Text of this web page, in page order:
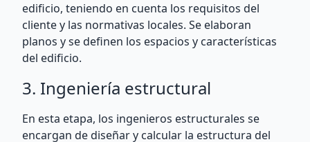
edificio, teniendo en cuenta los requisitos del
cliente y las normativas locales. Se elaboran
planos y se definen los espacios y características
del edificio.
3. Ingeniería estructural
En esta etapa, los ingenieros estructurales se
encargan de diseñar y calcular la estructura del